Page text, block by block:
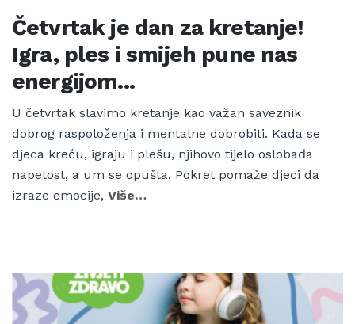
Četvrtak je dan za kretanje!
Igra, ples i smijeh pune nas
energijom...
U četvrtak slavimo kretanje kao važan saveznik
dobrog raspoloženja i mentalne dobrobiti. Kada se
djeca kreću, igraju i plešu, njihovo tijelo oslobađa
napetost, a um se opušta. Pokret pomaže djeci da
izraze emocije, Više…